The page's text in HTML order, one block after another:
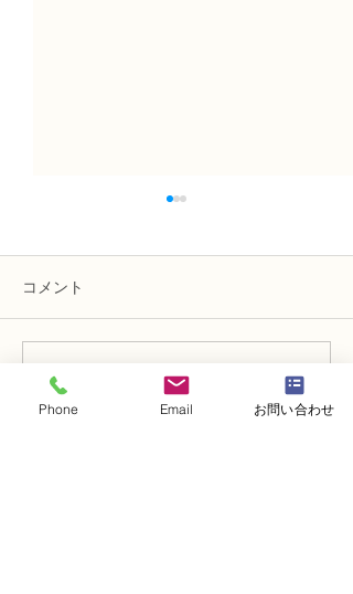
NFDフラワーデザイナー
資格検3級レッスン「モダ
コメント
コメントを追加…
Phone Email お問い合わせ